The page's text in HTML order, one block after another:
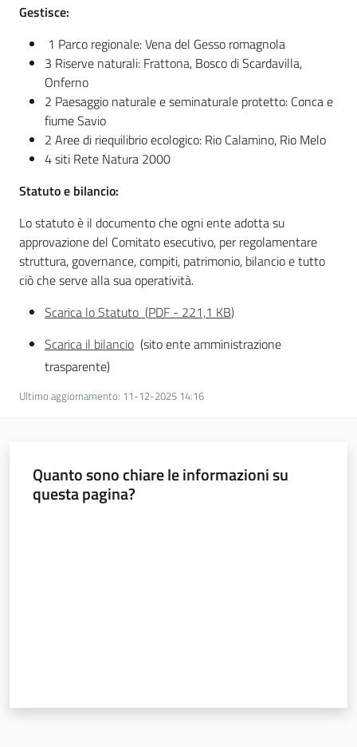
Ambiente
Argomenti
Novità
Servizi
Leggi Atti Bandi
Piani Programmi
Progetti
Gestisce:
1 Parco regionale: Vena del Gesso romagnola
3 Riserve naturali: Frattona, Bosco di Scardavilla,
Onferno
2 Paesaggio naturale e seminaturale protetto: Conca e
fiume Savio
2 Aree di riequilibrio ecologico: Rio Calamino, Rio Melo
4 siti Rete Natura 2000
Statuto e bilancio:
Lo statuto è il documento che ogni ente adotta su
approvazione del Comitato esecutivo, per regolamentare
struttura, governance, compiti, patrimonio, bilancio e tutto
ciò che serve alla sua operatività.
Scarica lo Statuto (PDF - 221,1 KB)
Scarica il bilancio (sito ente amministrazione
trasparente)
Ultimo aggiornamento: 11-12-2025 14:16
Quanto sono chiare le informazioni su
questa pagina?